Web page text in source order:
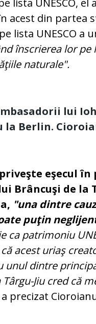
lista UNESCO,
acest din partea
lista UNESCO a
înscrierea lor pe
naturale".
lui
la Berlin.
eşecul
Brâncuşi de la
"una dintre
puţin
ca patrimoniu
acest uriaş
unul dintre
Jiu cred că
precizat